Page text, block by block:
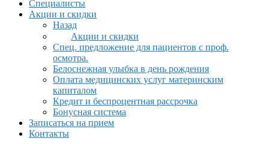
Специалисты
Акции и скидки
Назад
Акции и скидки
Спец. предложение для пациентов с проф.
осмотра.
Белоснежная улыбка в день рождения
Оплата медицинских услуг материнским
капиталом
Кредит и беспроцентная рассрочка
Бонусная система
Записаться на прием
Контакты